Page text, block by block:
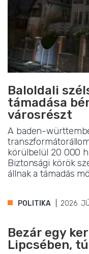
Baloldali
támadása
városrészt
A baden-
körülbelül 20 000
Biztonsági körök
állnak a támadás
POLITIKA 2026.
Bezár egy
Lipcsében,